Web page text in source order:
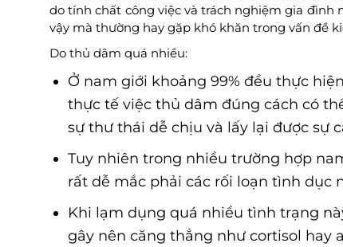
do tính chất công việc và trách nghiệm gia đình
vậy mà thường hay gặp khó khăn trong vấn đề
Do thủ dâm quá nhiều:
Ở nam giới khoảng 99% đều thực
thực tế việc thủ dâm đúng cách có
sự thư thái dễ chịu và lấy lại được sự
Tuy nhiên trong nhiều trường hợp
rất dễ mắc phải các rối loạn tình dục
Khi lạm dụng quá nhiều tình trạng
gây nên căng thẳng như cortisol hay